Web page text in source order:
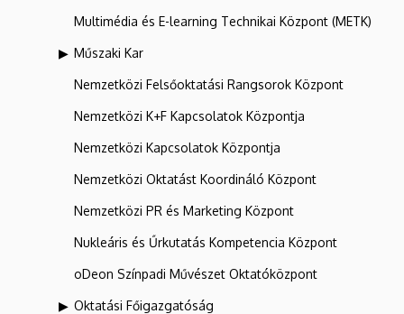
Multimédia és E-learning Technikai Központ (METK)
Műszaki Kar
Nemzetközi Felsőoktatási Rangsorok Központ
Nemzetközi K+F Kapcsolatok Központja
Nemzetközi Kapcsolatok Központja
Nemzetközi Oktatást Koordináló Központ
Nemzetközi PR és Marketing Központ
Nukleáris és Űrkutatás Kompetencia Központ
oDeon Színpadi Művészet Oktatóközpont
Oktatási Főigazgatóság